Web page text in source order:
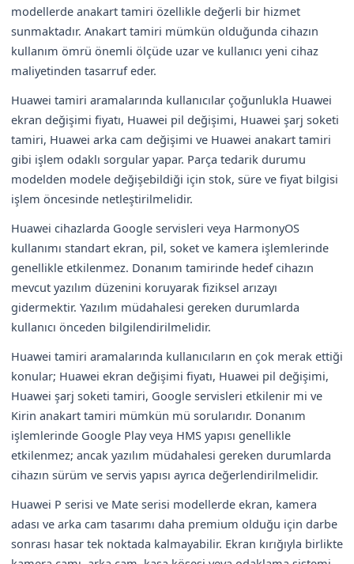
modellerde anakart tamiri özellikle değerli bir hizmet
sunmaktadır. Anakart tamiri mümkün olduğunda cihazın
kullanım ömrü önemli ölçüde uzar ve kullanıcı yeni cihaz
maliyetinden tasarruf eder.
Huawei tamiri aramalarında kullanıcılar çoğunlukla Huawei
ekran değişimi fiyatı, Huawei pil değişimi, Huawei şarj soketi
tamiri, Huawei arka cam değişimi ve Huawei anakart tamiri
gibi işlem odaklı sorgular yapar. Parça tedarik durumu
modelden modele değişebildiği için stok, süre ve fiyat bilgisi
işlem öncesinde netleştirilmelidir.
Huawei cihazlarda Google servisleri veya HarmonyOS
kullanımı standart ekran, pil, soket ve kamera işlemlerinde
genellikle etkilenmez. Donanım tamirinde hedef cihazın
mevcut yazılım düzenini koruyarak fiziksel arızayı
gidermektir. Yazılım müdahalesi gereken durumlarda
kullanıcı önceden bilgilendirilmelidir.
Huawei tamiri aramalarında kullanıcıların en çok merak ettiği
konular; Huawei ekran değişimi fiyatı, Huawei pil değişimi,
Huawei şarj soketi tamiri, Google servisleri etkilenir mi ve
Kirin anakart tamiri mümkün mü sorularıdır. Donanım
işlemlerinde Google Play veya HMS yapısı genellikle
etkilenmez; ancak yazılım müdahalesi gereken durumlarda
cihazın sürüm ve servis yapısı ayrıca değerlendirilmelidir.
Huawei P serisi ve Mate serisi modellerde ekran, kamera
adası ve arka cam tasarımı daha premium olduğu için darbe
sonrası hasar tek noktada kalmayabilir. Ekran kırığıyla birlikte